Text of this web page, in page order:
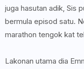
juga hasutan adik, Sis
bermula episod satu.
marathon tengok kat
Lakonan utama dia